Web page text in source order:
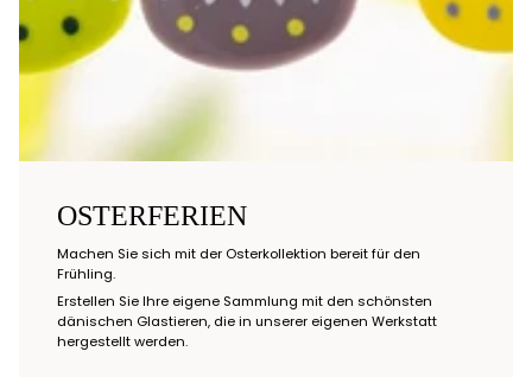
OSTERFERIEN
Machen Sie sich mit der Osterkollektion bereit für den
Frühling.
Erstellen Sie Ihre eigene Sammlung mit den schönsten
dänischen Glastieren, die in unserer eigenen Werkstatt
hergestellt werden.